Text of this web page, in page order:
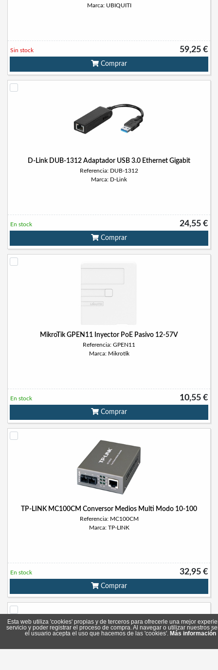
Marca: UBIQUITI
59,25 €
Sin stock
Comprar
D-Link DUB-1312 Adaptador USB 3.0 Ethernet Gigabit
Referencia: DUB-1312
Marca: D-Link
24,55 €
En stock
Comprar
MikroTik GPEN11 Inyector PoE Pasivo 12-57V
Referencia: GPEN11
Marca: Mikrotik
10,55 €
En stock
Comprar
TP-LINK MC100CM Conversor Medios Multi Modo 10-100
Referencia: MC100CM
Marca: TP-LINK
32,95 €
En stock
Comprar
Esta web utiliza 'cookies' propias y de terceros para ofrecerle una mejor
servicio y poder registrar el proceso de compra. Al navegar o utilizar nuestros
el usuario acepta el uso que hacemos de las 'cookies'. Más información